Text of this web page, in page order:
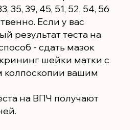
35, 39, 45, 51, 52, 54, 56
Если у вас
результат теста на
- сдать мазок
шейки матки с
колпоскопии вашим
на ВПЧ получают